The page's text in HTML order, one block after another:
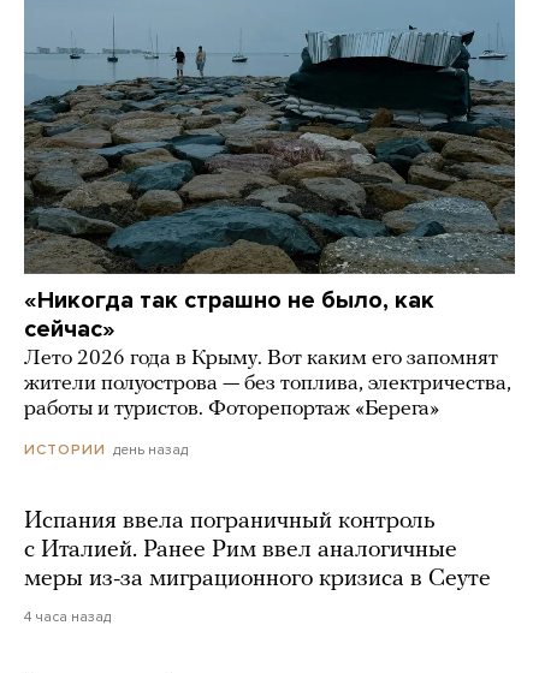
«Никогда так страшно не было, как
сейчас»
Лето 2026 года в Крыму. Вот каким его запомнят
жители полуострова — без топлива, электричества,
работы и туристов. Фоторепортаж «Берега»
ИСТОРИИ день назад
Испания ввела пограничный контроль
с Италией. Ранее Рим ввел аналогичные
меры из-за миграционного кризиса в Сеуте
4 часа назад